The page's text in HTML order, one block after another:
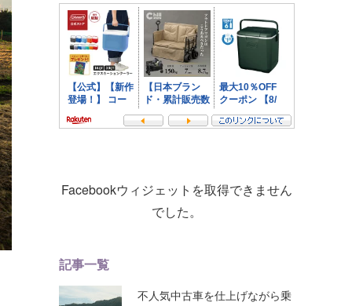
Facebookウィジェットを取得できません
でした。
記事一覧
不人気中古車を仕上げながら乗